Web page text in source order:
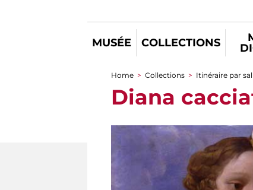
MUSÉE COLLECTIONS
You are here
Home > Collections > Itinéraire par
Diana